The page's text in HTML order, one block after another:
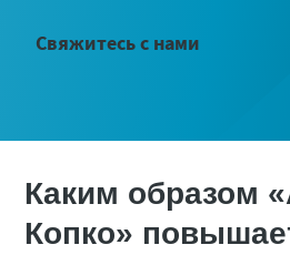
Свяжитесь с нами
Каким образом
Копко»